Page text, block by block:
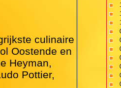
culinaire
Oostende en
Heyman,
Pottier,